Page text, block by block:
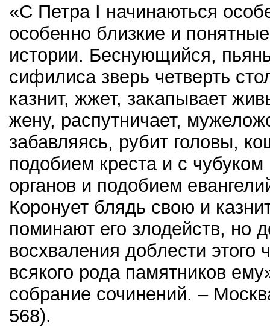
«С Петра І начинаються
особенно близкие и
истории. Беснующийся,
сифилиса зверь четверть
казнит, жжет, закапывает
жену, распутничает,
забавляясь, рубит головы,
подобием креста и с
органов и подобием
Коронует блядь свою и
поминают его злодейств, но
восхваления доблести этого
всякого рода памятников
собрание сочинений. –
568).